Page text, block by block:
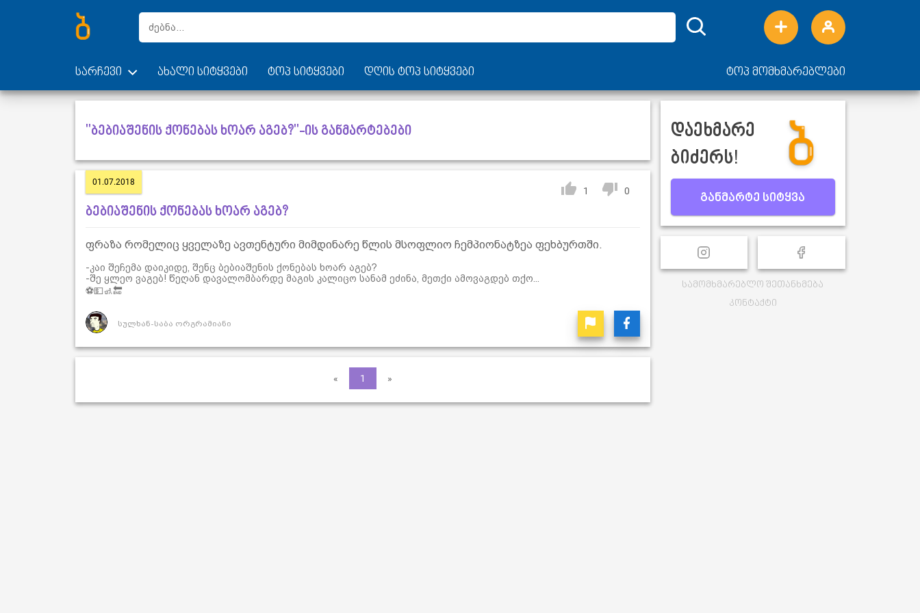
სარჩევი ახალი სიტყვები ტოპ სიტყვები დღის ტოპ სიტყვები ტოპ მომხმარებლები
"ბებიაშენის ქონებას ხოარ აგებ?"-ის განმარტებები
01.07.2018
1 0
ბებიაშენის ქონებას ხოარ აგებ?
ფრაზა რომელიც ყველაზე ავთენტური მიმდინარე წლის მსოფლიო ჩემპიონატზეა ფეხბურთში.
-კაი შეჩემა დაიკიდე, შენც ბებიაშენის ქონებას ხოარ აგებ?
-შე ყლეო ვაგებ! წეღან დავალომბარდე მაგის კალიცო სანამ ეძინა, მეთქი ამოვაგდებ თქო...
⚽️💵🚮🔚
სულხან-საბა ორგრამიანი
« 1 »
დაეხმარე
ბიძერს!
განმარტე სიტყვა
სამომხმარებლო შეთანხმება
კონტაქტი